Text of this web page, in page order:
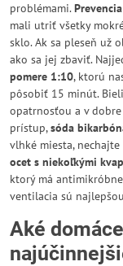
problémami.
mali utriť všetky
sklo. Ak sa pleseň už
ako sa jej zbaviť.
pomere 1:10, ktorú
pôsobiť 15 minút.
opatrnosťou a v
prístup,sóda
vlhké miesta,
ocet s niekoľkými
ktorý má
ventilacia sú
Aké